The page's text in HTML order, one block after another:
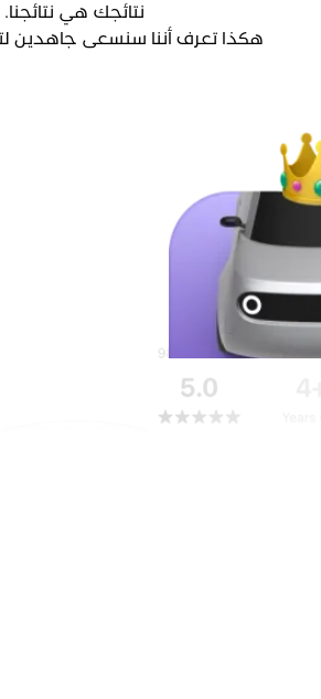
نتائجك هي نتائجنا.
هكذا تعرف أننا سنسعى جاهدين